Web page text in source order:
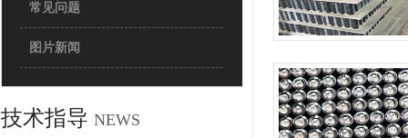
常见问题
图片新闻
技术指导 NEWS